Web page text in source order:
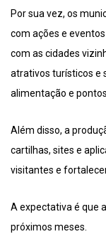
Por sua vez, os
com ações e
com as cidades
atrativos turísticos e
alimentação e
Além disso, a
cartilhas, sites e
visitantes e
A expectativa é que
próximos meses.